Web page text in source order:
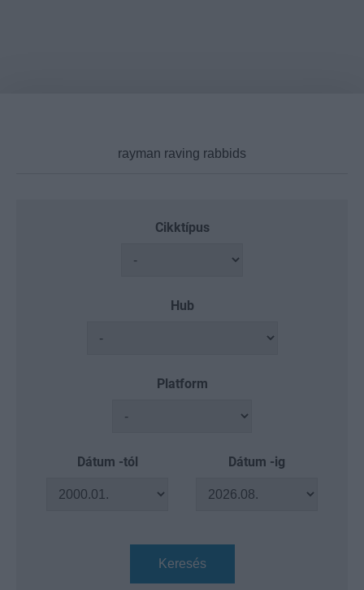
Cikktípus
Hub
Platform
Dátum -tól Dátum -ig
Keresés